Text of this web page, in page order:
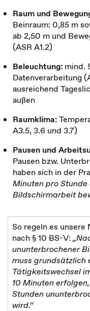
Raum und
Beinraum: 0,85 m
ab 2,50 m und
(ASR A1.2)
Beleuchtung: mind.
Datenverarbeitung
ausreichend
außen
Raumklima:
A3.5, 3.6 und 3.7)
Pausen und
Pausen bzw.
haben sich in der
Minuten pro
Bildschirmarbeit
So regeln es unsere
nach § 10 BS-V:
ununterbrochener
muss grundsätzlich
Tätigkeitswechsel
10 Minuten
Stunden
wird.“